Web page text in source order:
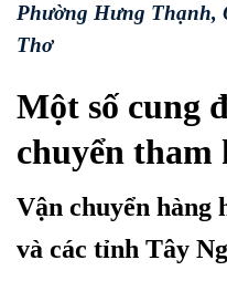
Phường Hưng Thạnh,
Thơ
Một số cung
chuyển tham
Vận chuyển
và các tỉnh Tây